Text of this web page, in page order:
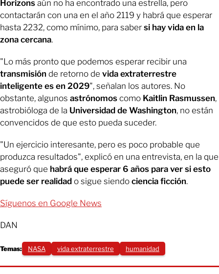
Horizons aún no ha encontrado una estrella, pero
contactarán con una en el año 2119 y habrá que esperar
hasta 2232, como mínimo, para saber si hay vida en la
zona cercana.
"Lo más pronto que podemos esperar recibir una
transmisión de retorno de vida extraterrestre
inteligente es en 2029", señalan los autores. No
obstante, algunos astrónomos como Kaitlin Rasmussen,
astrobióloga de la Universidad de Washington, no están
convencidos de que esto pueda suceder.
"Un ejercicio interesante, pero es poco probable que
produzca resultados", explicó en una entrevista, en la que
aseguró que habrá que esperar 6 años para ver si esto
puede ser realidad o sigue siendo ciencia ficción.
Síguenos en Google News
DAN
Temas: NASA vida extraterrestre humanidad